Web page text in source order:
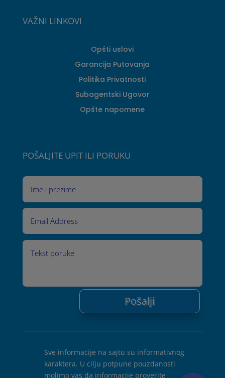
VAŽNI LINKOVI
Opšti uslovi
Garancija Putovanja
Politika Privatnosti
Subagentski Ugovor
Opšte napomene
POŠALJITE UPIT ILI PORUKU
Pošalji
Sve informacije na sajtu su informativnog
karaktera. U cilju potpune pouzdanosti
molimo vas da informacije proverite